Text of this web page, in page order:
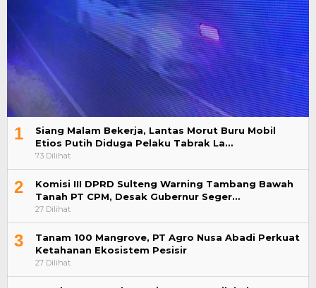
1
Siang Malam Bekerja, Lantas Morut Buru Mobil
Etios Putih Diduga Pelaku Tabrak La…
73 Dilihat
2
Komisi III DPRD Sulteng Warning Tambang Bawah
Tanah PT CPM, Desak Gubernur Seger…
27 Dilihat
3
Tanam 100 Mangrove, PT Agro Nusa Abadi Perkuat
Ketahanan Ekosistem Pesisir
27 Dilihat